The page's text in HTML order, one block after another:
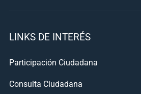
LINKS DE INTERÉS
Participación Ciudadana
Consulta Ciudadana